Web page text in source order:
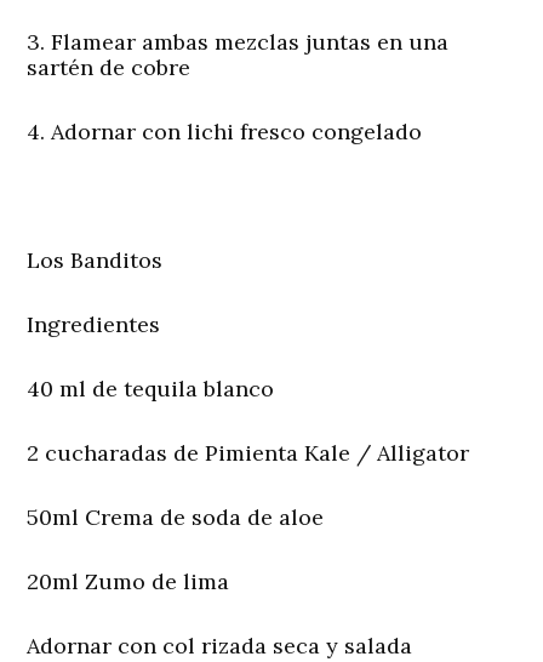
3. Flamear ambas mezclas juntas en una
sartén de cobre
4. Adornar con lichi fresco congelado
Los Banditos
Ingredientes
40 ml de tequila blanco
2 cucharadas de Pimienta Kale / Alligator
50ml Crema de soda de aloe
20ml Zumo de lima
Adornar con col rizada seca y salada